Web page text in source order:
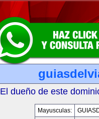
El dueño de este
Mayusculas: